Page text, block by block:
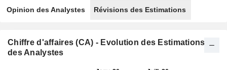
Opinion des Analystes Révisions des Estimations
Chiffre d'affaires (CA) - Evolution des Estimations
des Analystes